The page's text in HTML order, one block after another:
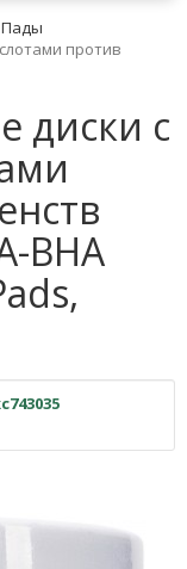
Пады
против
диски с
BHA